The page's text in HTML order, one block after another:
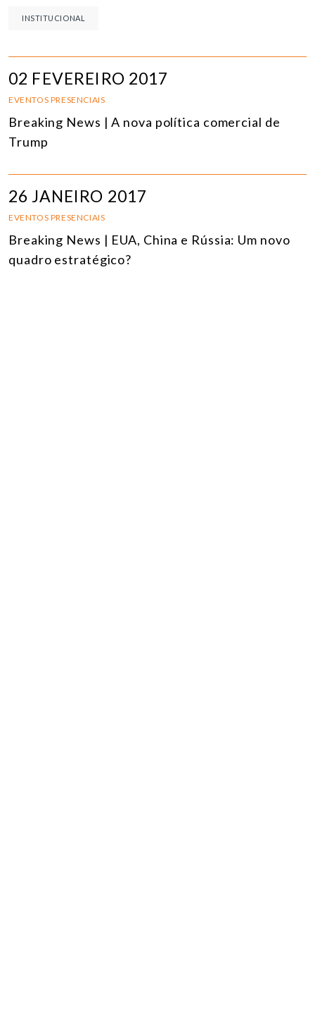
INSTITUCIONAL
02 FEVEREIRO 2017
EVENTOS PRESENCIAIS
Breaking News | A nova política comercial de
Trump
26 JANEIRO 2017
EVENTOS PRESENCIAIS
Breaking News | EUA, China e Rússia: Um novo
quadro estratégico?